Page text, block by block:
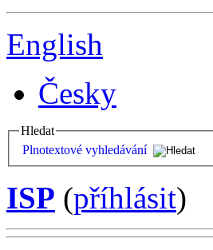
English
Česky
Hledat
Plnotextové vyhledávání
ISP (příhlásit)